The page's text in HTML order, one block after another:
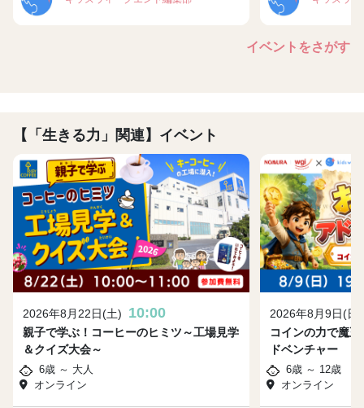
イベントをさがす
【「生きる力」関連】イベント
2026年8月22日(土) 10:00
親子で学ぶ！コーヒーのヒミツ～工場見学
＆クイズ大会～
6歳 ～ 大人
オンライン
2026年8月9日(日)
コインの力で魔
ドベンチャー
6歳 ～ 12歳
オンライン